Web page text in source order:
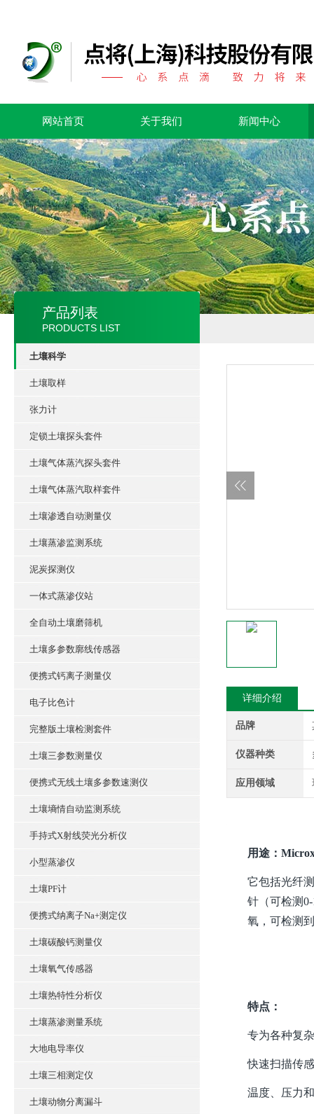
网站首页 关于我们 新闻中心
产品列表
PRODUCTS LIST
土壤科学
土壤取样
张力计
定锁土壤探头套件
土壤气体蒸汽探头套件
土壤气体蒸汽取样套件
土壤渗透自动测量仪
土壤蒸渗监测系统
泥炭探测仪
一体式蒸渗仪站
全自动土壤磨筛机
土壤多参数廓线传感器
便携式钙离子测量仪
电子比色计
完整版土壤检测套件
土壤三参数测量仪
便携式无线土壤多参数速测仪
土壤墒情自动监测系统
手持式X射线荧光分析仪
小型蒸渗仪
土壤PF计
便携式纳离子Na+测定仪
土壤碳酸钙测量仪
土壤氧气传感器
土壤热特性分析仪
土壤蒸渗测量系统
大地电导率仪
土壤三相测定仪
土壤动物分离漏斗
详细介绍
品牌
仪器种类
应用领域
用途：
它包括光纤
针（可检测
氧，可检测
特点：
专为各种复
快速扫描传
温度、压力